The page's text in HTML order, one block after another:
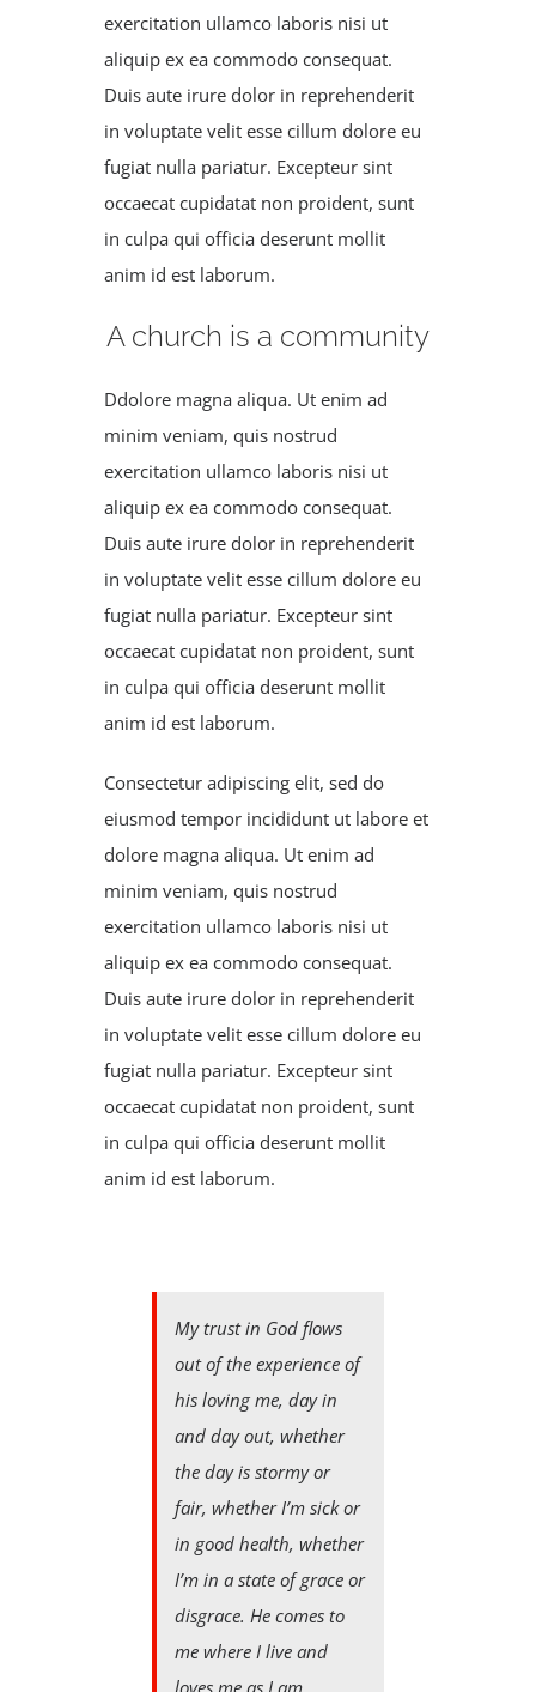
exercitation ullamco laboris nisi ut
aliquip ex ea commodo consequat.
Duis aute irure dolor in reprehenderit
in voluptate velit esse cillum dolore eu
fugiat nulla pariatur. Excepteur sint
occaecat cupidatat non proident, sunt
in culpa qui officia deserunt mollit
anim id est laborum.
A church is a community
Ddolore magna aliqua. Ut enim ad
minim veniam, quis nostrud
exercitation ullamco laboris nisi ut
aliquip ex ea commodo consequat.
Duis aute irure dolor in reprehenderit
in voluptate velit esse cillum dolore eu
fugiat nulla pariatur. Excepteur sint
occaecat cupidatat non proident, sunt
in culpa qui officia deserunt mollit
anim id est laborum.
Consectetur adipiscing elit, sed do
eiusmod tempor incididunt ut labore et
dolore magna aliqua. Ut enim ad
minim veniam, quis nostrud
exercitation ullamco laboris nisi ut
aliquip ex ea commodo consequat.
Duis aute irure dolor in reprehenderit
in voluptate velit esse cillum dolore eu
fugiat nulla pariatur. Excepteur sint
occaecat cupidatat non proident, sunt
in culpa qui officia deserunt mollit
anim id est laborum.
My trust in God flows
out of the experience of
his loving me, day in
and day out, whether
the day is stormy or
fair, whether I’m sick or
in good health, whether
I’m in a state of grace or
disgrace. He comes to
me where I live and
loves me as I am.